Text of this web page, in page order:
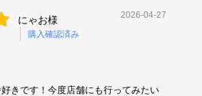
にゃお様
購入確認済み
2026-04-27
きです！今度店舗にも行ってみたい